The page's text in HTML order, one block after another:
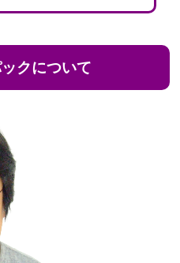
ックについて